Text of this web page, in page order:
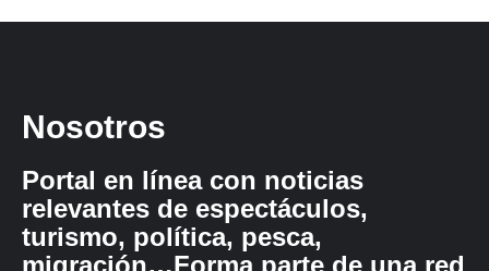
Nosotros
Portal en línea con noticias
relevantes de espectáculos,
turismo, política, pesca,
migración…Forma parte de una red